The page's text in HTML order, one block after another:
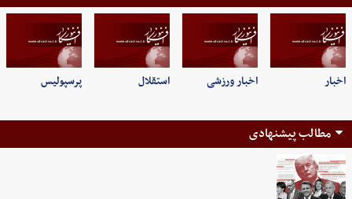
اخبار اخبار ورزشی استقلال پرسپولیس
مطالب پیشنهادی